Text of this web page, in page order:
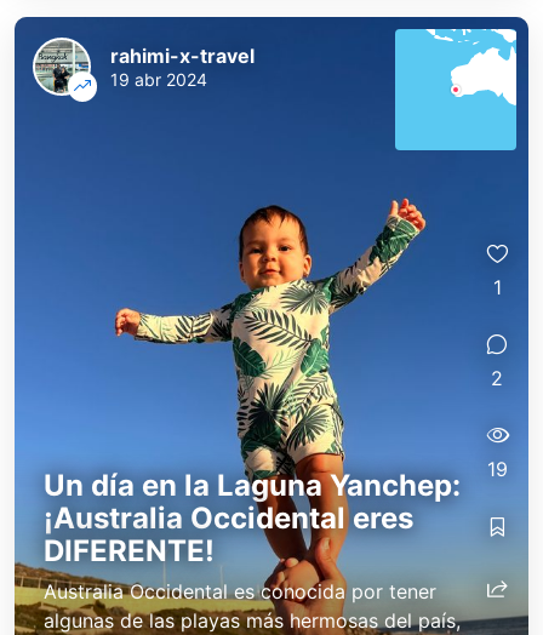
Un día en la Laguna Yanchep:
¡Australia Occidental eres
DIFERENTE!
Australia Occidental es conocida por tener
algunas de las playas más hermosas del país,
rahimi-x-travel
19 abr 2024
1
2
19